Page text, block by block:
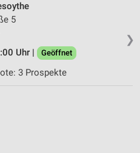
❯
5
Uhr |
Geöffnet
3 Prospekte